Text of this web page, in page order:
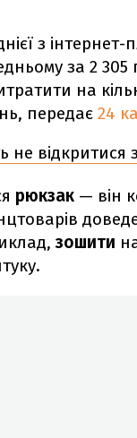
з
за 2 305
на
передає 24
не відкритися
рюкзак — він
зошити